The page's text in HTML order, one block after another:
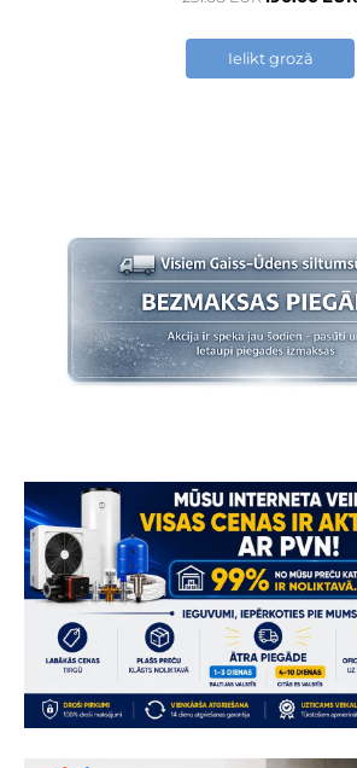
Ielikt grozā